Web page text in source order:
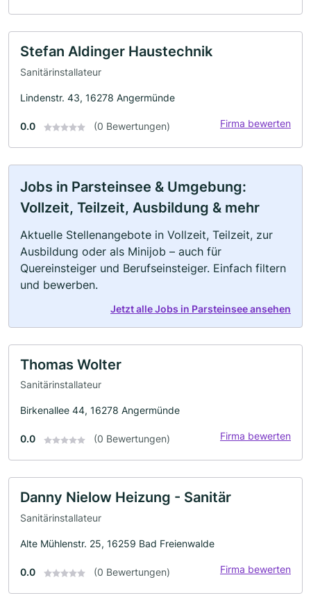
Stefan Aldinger Haustechnik
Sanitärinstallateur
Lindenstr. 43, 16278 Angermünde
0.0 (0 Bewertungen) Firma bewerten
Jobs in Parsteinsee & Umgebung:
Vollzeit, Teilzeit, Ausbildung & mehr
Aktuelle Stellenangebote in Vollzeit, Teilzeit, zur
Ausbildung oder als Minijob – auch für
Quereinsteiger und Berufseinsteiger. Einfach filtern
und bewerben.
Jetzt alle Jobs in Parsteinsee ansehen
Thomas Wolter
Sanitärinstallateur
Birkenallee 44, 16278 Angermünde
0.0 (0 Bewertungen) Firma bewerten
Danny Nielow Heizung - Sanitär
Sanitärinstallateur
Alte Mühlenstr. 25, 16259 Bad Freienwalde
0.0 (0 Bewertungen) Firma bewerten